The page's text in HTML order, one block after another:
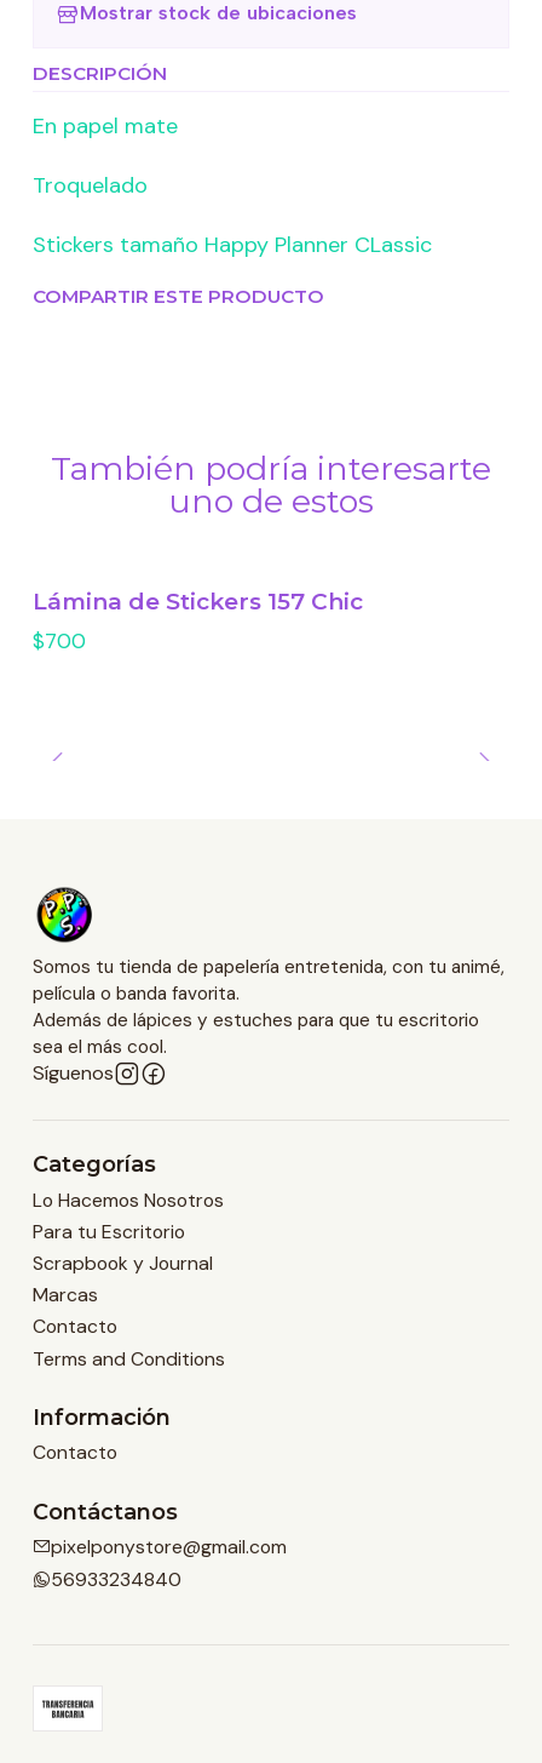
Mostrar stock de ubicaciones
DESCRIPCIÓN
En papel mate
Troquelado
Stickers tamaño Happy Planner CLassic
COMPARTIR ESTE PRODUCTO
También podría interesarte
uno de estos
Lámina de Stickers 157 Chic
$700
Somos tu tienda de papelería entretenida, con tu animé,
película o banda favorita.
Además de lápices y estuches para que tu escritorio
sea el más cool.
Síguenos
Categorías
Lo Hacemos Nosotros
Para tu Escritorio
Scrapbook y Journal
Marcas
Contacto
Terms and Conditions
Información
Contacto
Contáctanos
pixelponystore@gmail.com
56933234840